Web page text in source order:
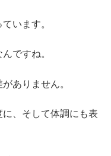
います。
ですね。
ありません。
、そして体調にも表